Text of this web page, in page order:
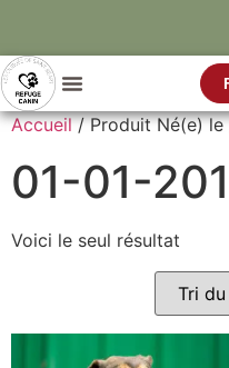
Accueil/ Produit Né(e) le
01-01-
Voici le seul résultat